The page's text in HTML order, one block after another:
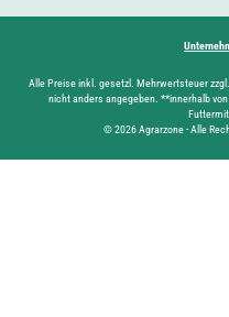
Alle Preise inkl. gesetzl. Mehrwertsteuer zzgl.
nicht anders angegeben. **innerhalb
© 2026 Agrarzone - Alle